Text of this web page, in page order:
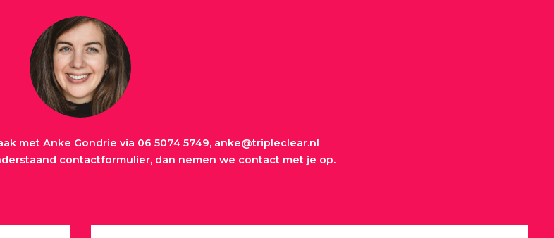
met Anke Gondrie via 06 5074 5749, anke@tripleclear.nl
contactformulier, dan nemen we contact met je op.
Gelieve dit veld leeg te laten.